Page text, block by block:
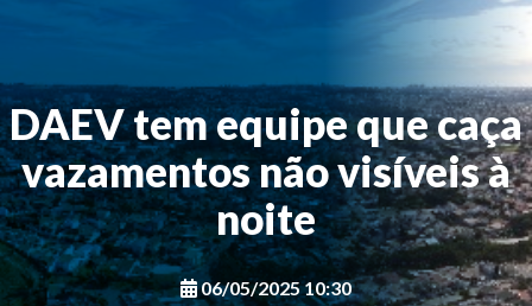
DAEV tem equipe que caça
vazamentos não visíveis à
noite
06/05/2025 10:30